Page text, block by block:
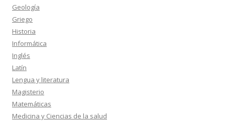
Geología
Griego
Historia
Informática
Inglés
Latín
Lengua y literatura
Magisterio
Matemáticas
Medicina y Ciencias de la salud